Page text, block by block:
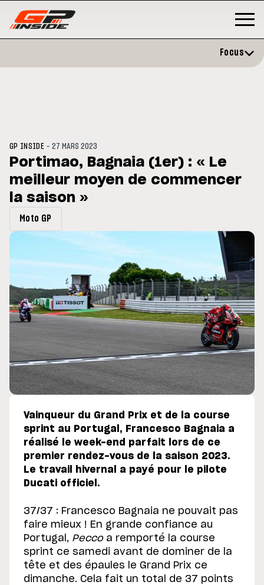
: Horaires et
du GP de Grande-
MOTO GP
Focus
GP INSIDE -27 MARS 2023
Portimao, Bagnaia (1er) : « Le
meilleur moyen de commencer
la saison »
Moto GP
Vainqueur du Grand Prix et de la course
sprint au Portugal, Francesco Bagnaia a
réalisé le week-end parfait lors de ce
premier rendez-vous de la saison 2023.
Le travail hivernal a payé pour le pilote
Ducati officiel.
37/37 : Francesco Bagnaia ne pouvait pas
faire mieux ! En grande confiance au
Portugal, Pecco a remporté la course
sprint ce samedi avant de dominer de la
tête et des épaules le Grand Prix ce
dimanche. Cela fait un total de 37 points